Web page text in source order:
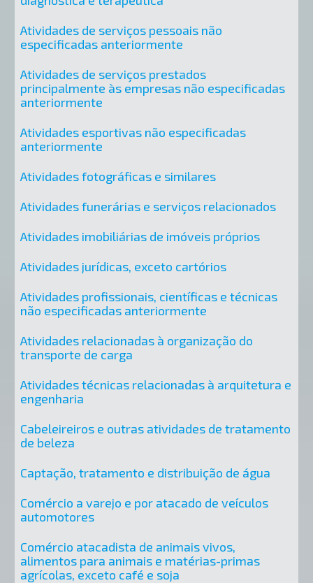
Atividades de serviços pessoais não
especificadas anteriormente
Atividades de serviços prestados
principalmente às empresas não especificadas
anteriormente
Atividades esportivas não especificadas
anteriormente
Atividades fotográficas e similares
Atividades funerárias e serviços relacionados
Atividades imobiliárias de imóveis próprios
Atividades jurídicas, exceto cartórios
Atividades profissionais, científicas e técnicas
não especificadas anteriormente
Atividades relacionadas à organização do
transporte de carga
Atividades técnicas relacionadas à arquitetura e
engenharia
Cabeleireiros e outras atividades de tratamento
de beleza
Captação, tratamento e distribuição de água
Comércio a varejo e por atacado de veículos
automotores
Comércio atacadista de animais vivos,
alimentos para animais e matérias-primas
agrícolas, exceto café e soja